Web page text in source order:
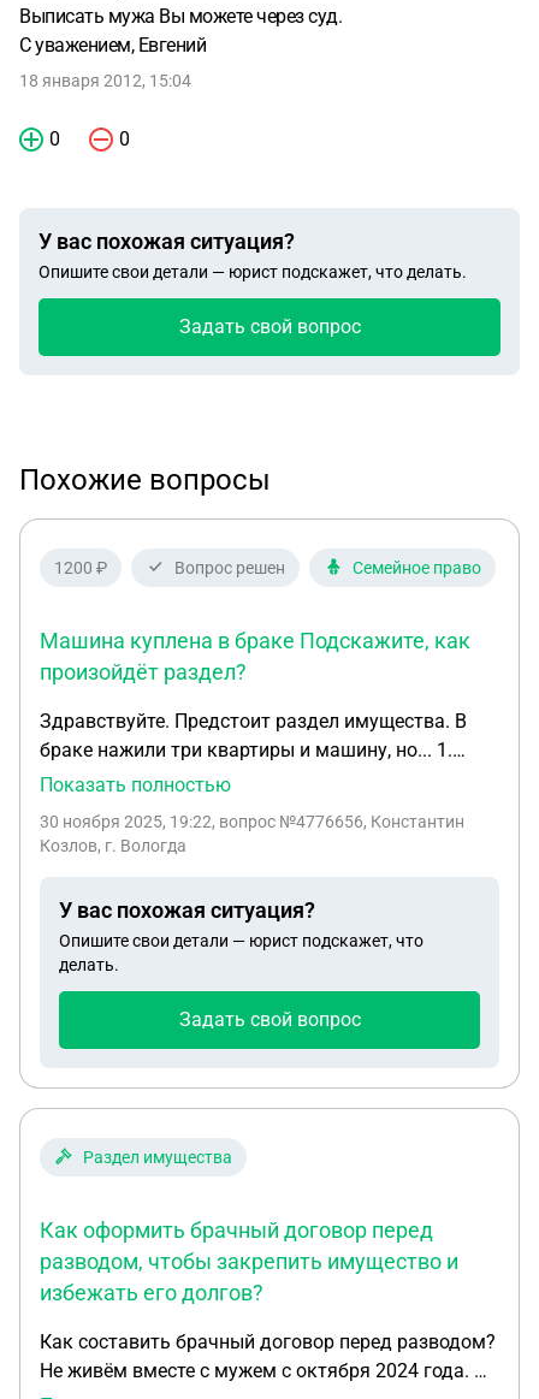
Выписать мужа Вы можете через суд.
С уважением, Евгений
18 января 2012, 15:04
0 0
У вас похожая ситуация?
Опишите свои детали — юрист подскажет, что делать.
Задать свой вопрос
Похожие вопросы
1200 ₽ Вопрос решен Семейное право
Машина куплена в браке Подскажите, как
произойдёт раздел?
Здравствуйте. Предстоит раздел имущества. В
браке нажили три квартиры и машину, но... 1.
Одна квартира куплена за материнский капитал,
2. Вторая квартира куплена просто в браке 3.
выручены с продажи квартиры, подаренной
родителями по договору дарения. 4. Машина
куплена в браке Подскажите, как произойдёт
раздел? Спасибо.
Показать полностью
30 ноября 2025, 19:22, вопрос №4776656, Константин
Козлов, г. Вологда
У вас похожая ситуация?
Опишите свои детали — юрист подскажет, что
делать.
Задать свой вопрос
Раздел имущества
Как оформить брачный договор перед
разводом, чтобы закрепить имущество и
избежать его долгов?
Как составить брачный договор перед разводом?
Не живём вместе с мужем с октября 2024 года. На